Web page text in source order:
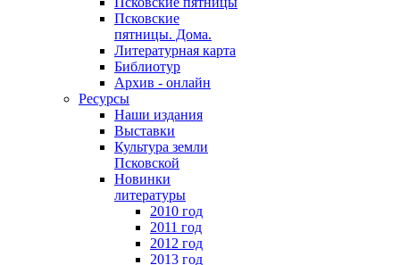
Псковские
пятницы. Дома.
Литературная карта
Библиотур
Архив - онлайн
Ресурсы
Наши издания
Выставки
Культура земли
Псковской
Новинки
литературы
2010 год
2011 год
2012 год
2013 год